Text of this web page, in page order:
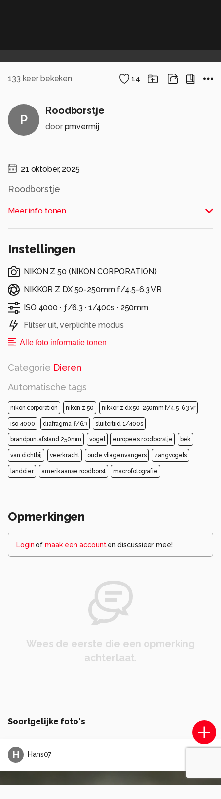
133 keer bekeken 14
P
Roodborstje
door pmvermij
21 oktober, 2025
Roodborstje
Alle rechten voorbehouden
Meer info tonen
Instellingen
NIKON Z 50 (NIKON CORPORATION)
NIKKOR Z DX 50-250mm f/4.5-6.3 VR
ISO 4000 · ƒ/6.3 · 1/400s · 250mm
Flitser uit, verplichte modus
Alle foto informatie tonen
Categorie Dieren
Automatische tags
nikon corporation nikon z 50 nikkor z dx 50-250mm f/4.5-6.3 vr
iso 4000 diafragma ƒ/6.3 sluitertijd 1/400s
brandpuntafstand 250mm vogel europees roodborstje bek
van dichtbij veerkracht oude vliegenvangers zangvogels
landdier amerikaanse roodborst macrofotografie
Opmerkingen
Loginof maak een account en discussieer mee!
Wees de eerste die een opmerking
achterlaat.
Soortgelijke foto's
H Hans07